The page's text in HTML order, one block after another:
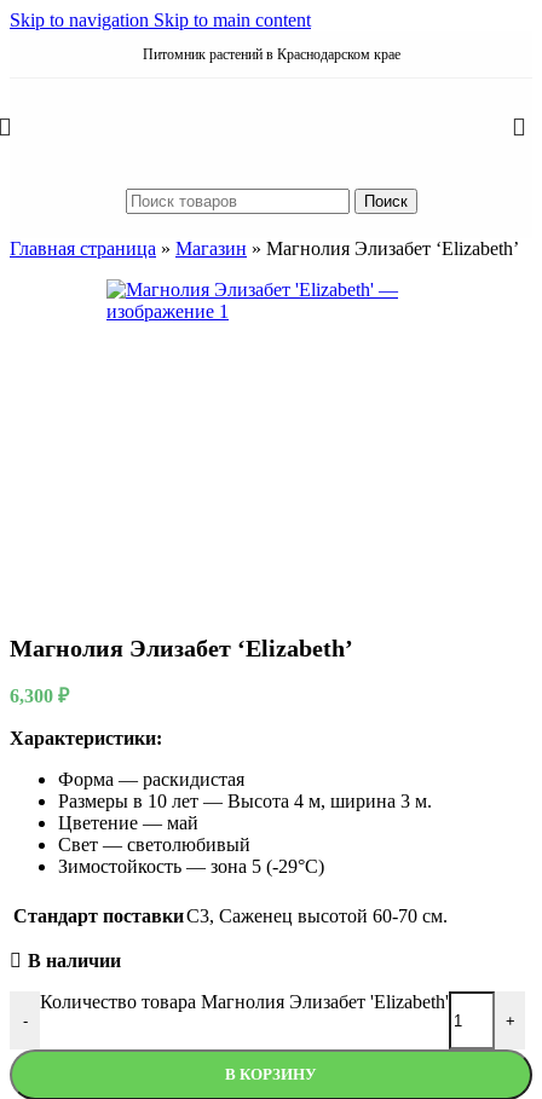
Skip to navigation Skip to main content
Питомник растений в Краснодарском крае
Поиск
Главная страница » Магазин » Магнолия Элизабет ‘Elizabeth’
Магнолия Элизабет ‘Elizabeth’
6,300 ₽
Характеристики:
Форма — раскидистая
Размеры в 10 лет — Высота 4 м, ширина 3 м.
Цветение — май
Свет — светолюбивый
Зимостойкость — зона 5 (-29°C)
Стандарт поставкиC3, Саженец высотой 60-70 см.
В наличии
-
Количество товара Магнолия Элизабет 'Elizabeth'
+
В КОРЗИНУ